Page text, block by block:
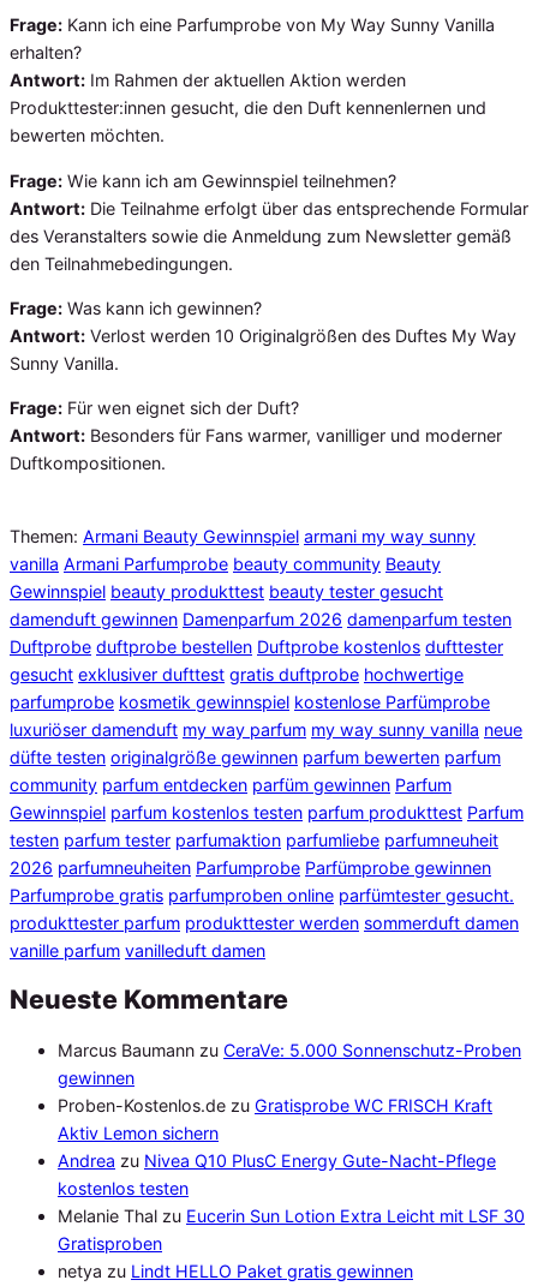
Frage: Kann ich eine Parfumprobe von My Way Sunny Vanilla
erhalten?
Antwort: Im Rahmen der aktuellen Aktion werden
Produkttester:innen gesucht, die den Duft kennenlernen und
bewerten möchten.
Frage: Wie kann ich am Gewinnspiel teilnehmen?
Antwort: Die Teilnahme erfolgt über das entsprechende Formular
des Veranstalters sowie die Anmeldung zum Newsletter gemäß
den Teilnahmebedingungen.
Frage: Was kann ich gewinnen?
Antwort: Verlost werden 10 Originalgrößen des Duftes My Way
Sunny Vanilla.
Frage: Für wen eignet sich der Duft?
Antwort: Besonders für Fans warmer, vanilliger und moderner
Duftkompositionen.
Themen: Armani Beauty Gewinnspiel armani my way sunny
vanilla Armani Parfumprobe beauty community Beauty
Gewinnspiel beauty produkttest beauty tester gesucht
damenduft gewinnen Damenparfum 2026 damenparfum testen
Duftprobe duftprobe bestellen Duftprobe kostenlos dufttester
gesucht exklusiver dufttest gratis duftprobe hochwertige
parfumprobe kosmetik gewinnspiel kostenlose Parfümprobe
luxuriöser damenduft my way parfum my way sunny vanilla neue
düfte testen originalgröße gewinnen parfum bewerten parfum
community parfum entdecken parfüm gewinnen Parfum
Gewinnspiel parfum kostenlos testen parfum produkttest Parfum
testen parfum tester parfumaktion parfumliebe parfumneuheit
2026 parfumneuheiten Parfumprobe Parfümprobe gewinnen
Parfumprobe gratis parfumproben online parfümtester gesucht.
produkttester parfum produkttester werden sommerduft damen
vanille parfum vanilleduft damen
Neueste Kommentare
Marcus Baumann zu CeraVe: 5.000 Sonnenschutz-Proben
gewinnen
Proben-Kostenlos.de zu Gratisprobe WC FRISCH Kraft
Aktiv Lemon sichern
Andrea zu Nivea Q10 PlusC Energy Gute-Nacht-Pflege
kostenlos testen
Melanie Thal zu Eucerin Sun Lotion Extra Leicht mit LSF 30
Gratisproben
netya zu Lindt HELLO Paket gratis gewinnen